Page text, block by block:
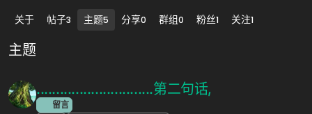
关于 帖子3 主题5 分享0 群组0 粉丝1 关注1
主题
..............................第二句话,
留言